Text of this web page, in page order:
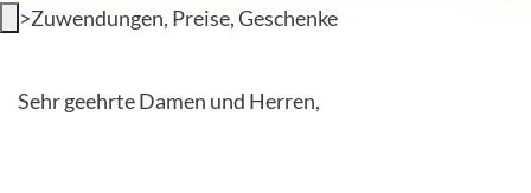
>Zuwendungen, Preise, Geschenke
Sehr geehrte Damen und Herren,